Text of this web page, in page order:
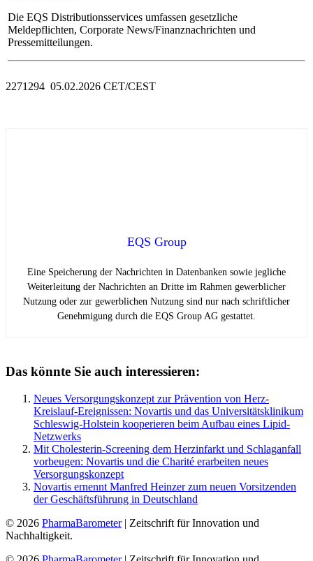
Die EQS Distributionsservices umfassen gesetzliche
Meldepflichten, Corporate News/Finanznachrichten und
Pressemitteilungen.
2271294 05.02.2026 CET/CEST
EQS Group
Eine Speicherung der Nachrichten in Datenbanken sowie jegliche
Weiterleitung der Nachrichten an Dritte im Rahmen gewerblicher
Nutzung oder zur gewerblichen Nutzung sind nur nach schriftlicher
Genehmigung durch die EQS Group AG gestattet.
Das könnte Sie auch interessieren:
Neues Versorgungskonzept zur Prävention von Herz-
Kreislauf-Ereignissen: Novartis und das Universitätsklinikum
Schleswig-Holstein kooperieren beim Aufbau eines Lipid-
Netzwerks
Mit Cholesterin-Screening dem Herzinfarkt und Schlaganfall
vorbeugen: Novartis und die Charité erarbeiten neues
Versorgungskonzept
Novartis ernennt Manfred Heinzer zum neuen Vorsitzenden
der Geschäftsführung in Deutschland
© 2026 PharmaBarometer| Zeitschrift für Innovation und
Nachhaltigkeit.